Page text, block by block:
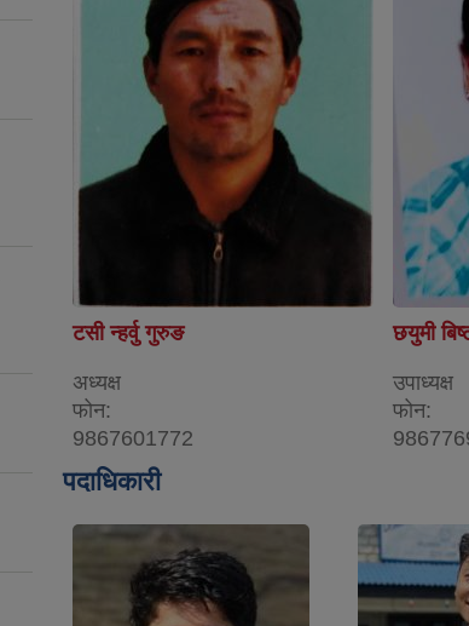
टसी न्हर्वु गुरुङ
अध्यक्ष
फोन:
9867601772
छयुमी
उपाध्यक्ष
फोन:
पदाधिकारी